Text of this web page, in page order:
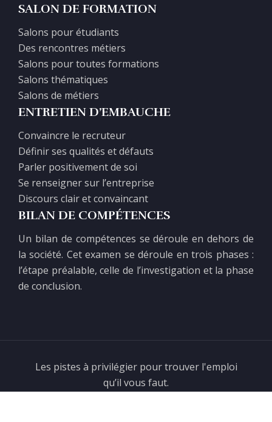
SALON DE FORMATION
Salons pour étudiants
Des rencontres métiers
Salons pour toutes formations
Salons thématiques
Salons de métiers
ENTRETIEN D’EMBAUCHE
Convaincre le recruteur
Définir ses qualités et défauts
Parler positivement de soi
Se renseigner sur l’entreprise
Discours clair et convaincant
BILAN DE COMPÉTENCES
Un bilan de compétences se déroule en dehors de
la société. Cet examen se déroule en trois phases :
l’étape préalable, celle de l’investigation et la phase
de conclusion.
Les pistes à privilégier pour trouver l'emploi
qu’il vous faut.